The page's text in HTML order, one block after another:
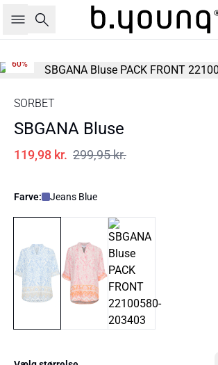
Søg
60%
SORBET
SBGANA Bluse
119,98 kr. 299,95 kr.
Farve: Jeans Blue